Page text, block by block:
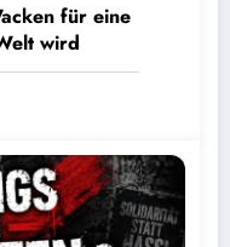
für eine
wird